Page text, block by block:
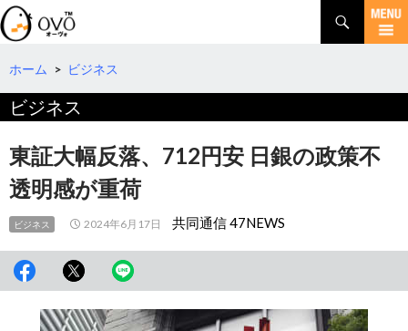
検
索
コ
テ
へ
移
動
ホーム > ビジネス
ビジネス
東証大幅反落、712円安 日銀の政策不
透明感が重荷
ビジネス 2024年6月17日 共同通信 47NEWS